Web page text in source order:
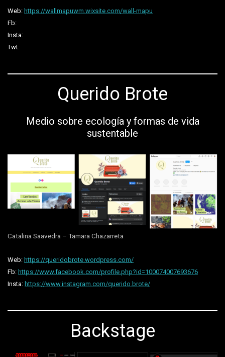
Web: https://wallmapuwm.wixsite.com/wall-mapu
Fb:
Insta:
Twt:
Querido Brote
Medio sobre ecología y formas de vida
sustentable
Catalina Saavedra – Tamara Chazarreta
Web: https://queridobrote.wordpress.com/
Fb: https://www.facebook.com/profile.php?id=100074007693676
Insta: https://www.instagram.com/querido.brote/
Backstage